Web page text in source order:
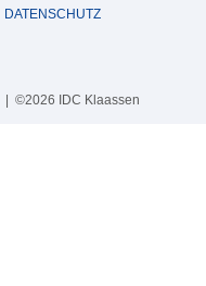
DATENSCHUTZ
| ©2026 IDC Klaassen